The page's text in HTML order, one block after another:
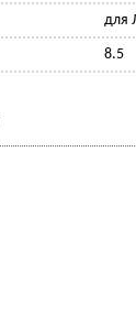
для
8.5